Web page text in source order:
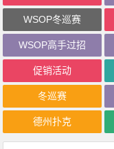
WSOP冬巡赛
WSOP高手过招
促销活动
冬巡赛
德州扑克